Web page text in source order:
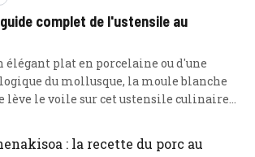
complet de l'ustensile au
élégant plat en porcelaine ou d'une
du mollusque, la moule blanche
lève le voile sur cet ustensile culinaire